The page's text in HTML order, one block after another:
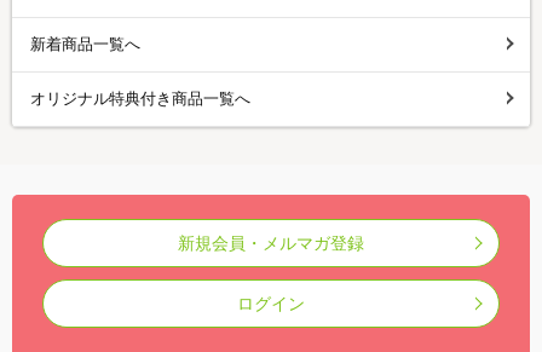
新着商品一覧へ
オリジナル特典付き商品一覧へ
新規会員・メルマガ登録
ログイン